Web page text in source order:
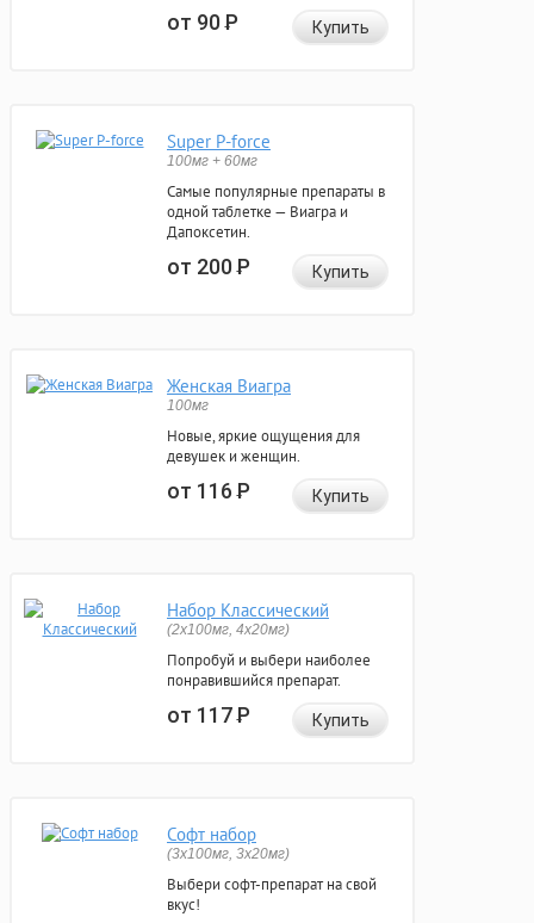
от 90Р Купить
Super P-force
100мг + 60мг
Самые популярные препараты в
одной таблетке — Виагра и
Дапоксетин.
от 200Р Купить
Женская Виагра
100мг
Новые, яркие ощущения для
девушек и женщин.
от 116Р Купить
Набор Классический
(2x100мг, 4x20мг)
Попробуй и выбери наиболее
понравившийся препарат.
от 117Р Купить
Софт набор
(3x100мг, 3x20мг)
Выбери софт-препарат на свой
вкус!